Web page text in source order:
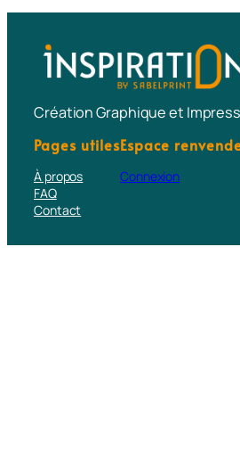
Création Graphique et
Pages utiles
À propos
FAQ
Contact
Espace
Connexion